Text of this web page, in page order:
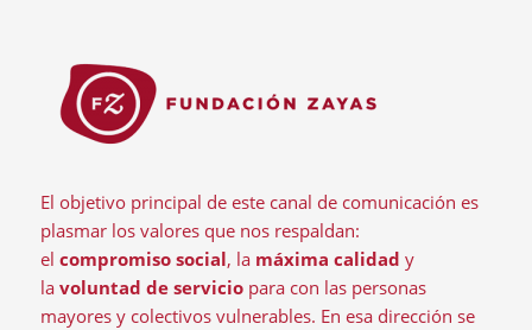
El objetivo principal de este canal de comunicación es
plasmar los valores que nos respaldan:
el compromiso social, la máxima calidad y
la voluntad de serviciopara con las personas
mayores y colectivos vulnerables. En esa dirección se